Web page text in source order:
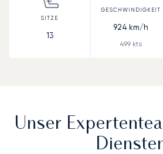
13
924 km/h
499 kts
Unser